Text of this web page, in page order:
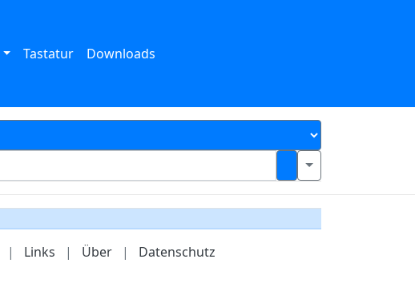
Tastatur Downloads
| Links | Über | Datenschutz